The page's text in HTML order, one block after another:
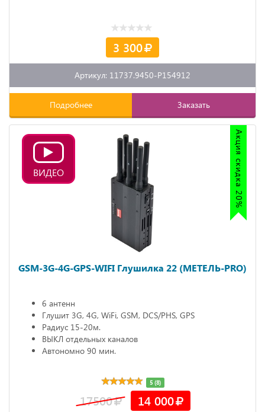
3 300
Артикул: 11737.9450-P154912
Подробнее Заказать
Акция скидка 20%
ВИДЕО
GSM-3G-4G-GPS-WIFI Глушилка 22 (МЕТЕЛЬ-PRO)
6 антенн
Глушит 3G, 4G, WiFi, GSM, DCS/PHS, GPS
Радиус 15-20м.
ВЫКЛ отдельных каналов
Автономно 90 мин.
5 (8)
17500 14 000